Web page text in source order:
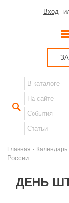
Вход
Главная - Календарь
России
ДЕНЬ